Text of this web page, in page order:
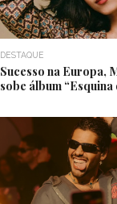
DESTAQUE
Sucesso na Europa,
sobe álbum “Esquina